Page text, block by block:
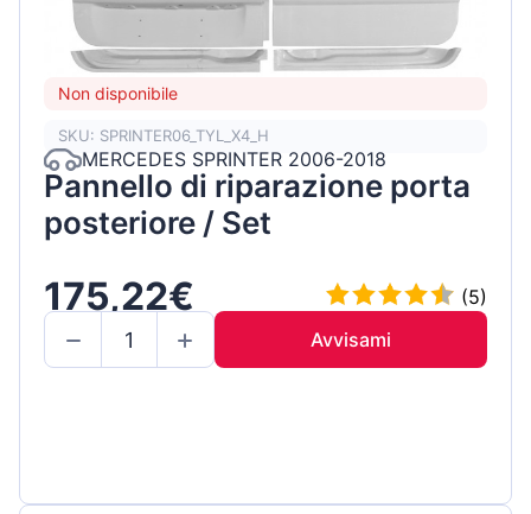
Non disponibile
SKU: SPRINTER06_TYL_X4_H
MERCEDES SPRINTER 2006-2018
Pannello di riparazione porta
posteriore / Set
175,22€
(5)
Avvisami